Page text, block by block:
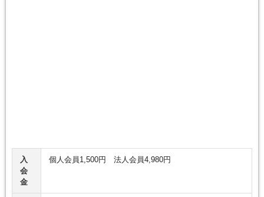
入
会
金
個人会員1,500円 法人会員4,980円